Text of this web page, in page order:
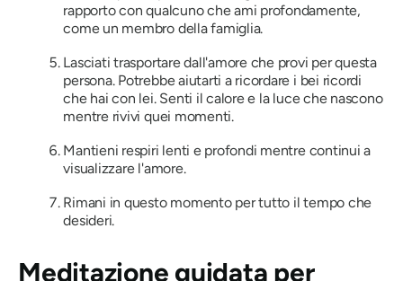
rapporto con qualcuno che ami profondamente,
come un membro della famiglia.
Lasciati trasportare dall'amore che provi per questa
persona. Potrebbe aiutarti a ricordare i bei ricordi
che hai con lei. Senti il ​​calore e la luce che nascono
mentre rivivi quei momenti.
Mantieni respiri lenti e profondi mentre continui a
visualizzare l'amore.
Rimani in questo momento per tutto il tempo che
desideri.
Meditazione guidata per